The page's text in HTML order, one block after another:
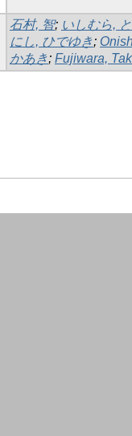
石村, 智; いしむら,
にし, ひでゆき;
かあき; Fujiwara,